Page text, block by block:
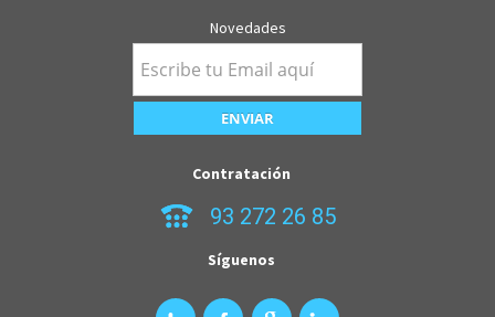
Novedades
Contratación
93 272 26 85
Síguenos